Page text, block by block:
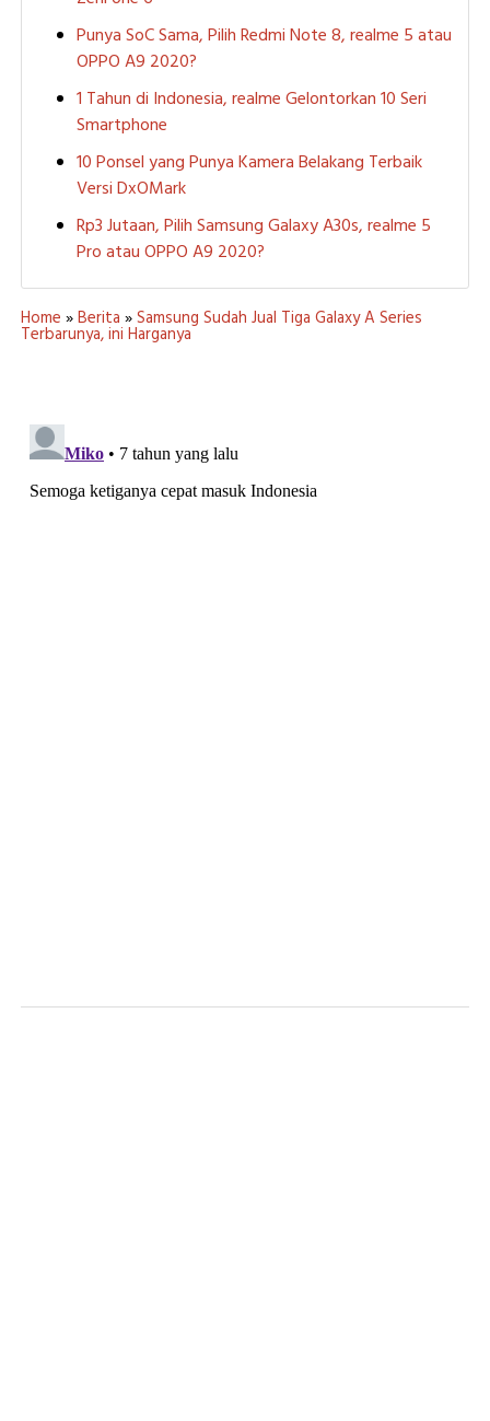
Punya SoC Sama, Pilih Redmi Note 8, realme 5 atau
OPPO A9 2020?
1 Tahun di Indonesia, realme Gelontorkan 10 Seri
Smartphone
10 Ponsel yang Punya Kamera Belakang Terbaik
Versi DxOMark
Rp3 Jutaan, Pilih Samsung Galaxy A30s, realme 5
Pro atau OPPO A9 2020?
Home »Berita »Samsung Sudah Jual Tiga Galaxy A Series
Terbarunya, ini Harganya